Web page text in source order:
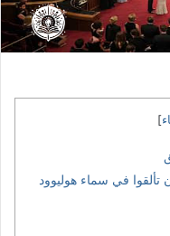
]
في سماء هوليوود